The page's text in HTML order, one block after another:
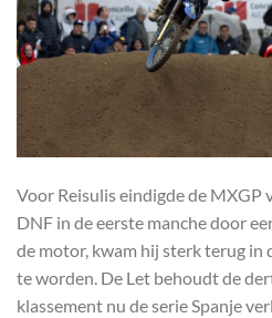
Voor Reisulis eindigde de MXGP
DNF in de eerste manche door
de motor, kwam hij sterk terug in
te worden. De Let behoudt de
klassement nu de serie Spanje